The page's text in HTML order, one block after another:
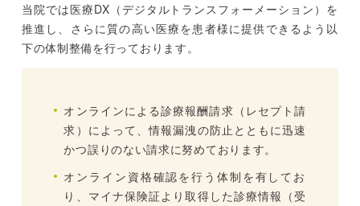
当院では医療DX（デジタルトランスフォーメーション）を
推進し、さらに質の高い医療を患者様に提供できるよう以
下の体制整備を行っております。
オンラインによる診療報酬請求（レセプト請
求）によって、情報漏洩の防止とともに迅速
かつ誤りのない請求に努めております。
オンライン資格確認を行う体制を有してお
り、マイナ保険証より取得した診療情報（受